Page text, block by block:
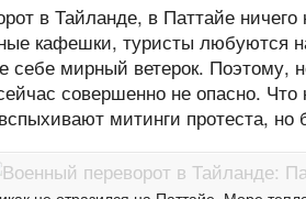
в Тайланде, в Паттайе
кафешки, туристы любуются
себе мирный ветерок. Поэтому,
совершенно не опасно. Что
митинги протеста,